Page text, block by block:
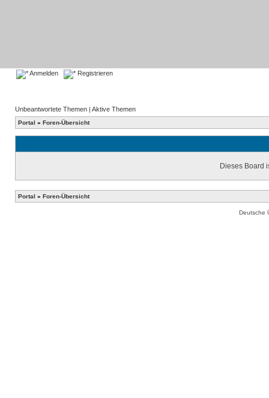
Anmelden Registrieren
Unbeantwortete Themen | Aktive Themen
Portal » Foren-Übersicht
Dieses Board
Portal » Foren-Übersicht
Deutsche